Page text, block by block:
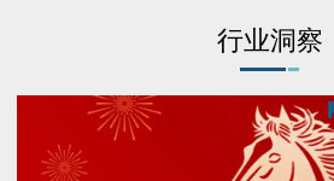
行业洞察